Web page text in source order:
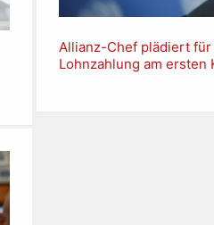
Allianz-Chef plädiert
Lohnzahlung am ersten